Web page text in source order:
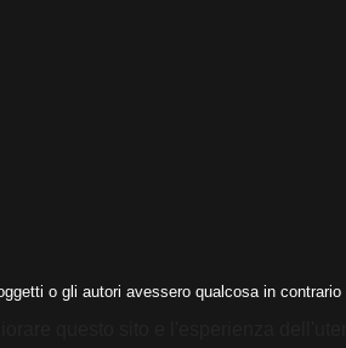
o gli autori avessero qualcosa in contrario
questo sito e l'esperienza